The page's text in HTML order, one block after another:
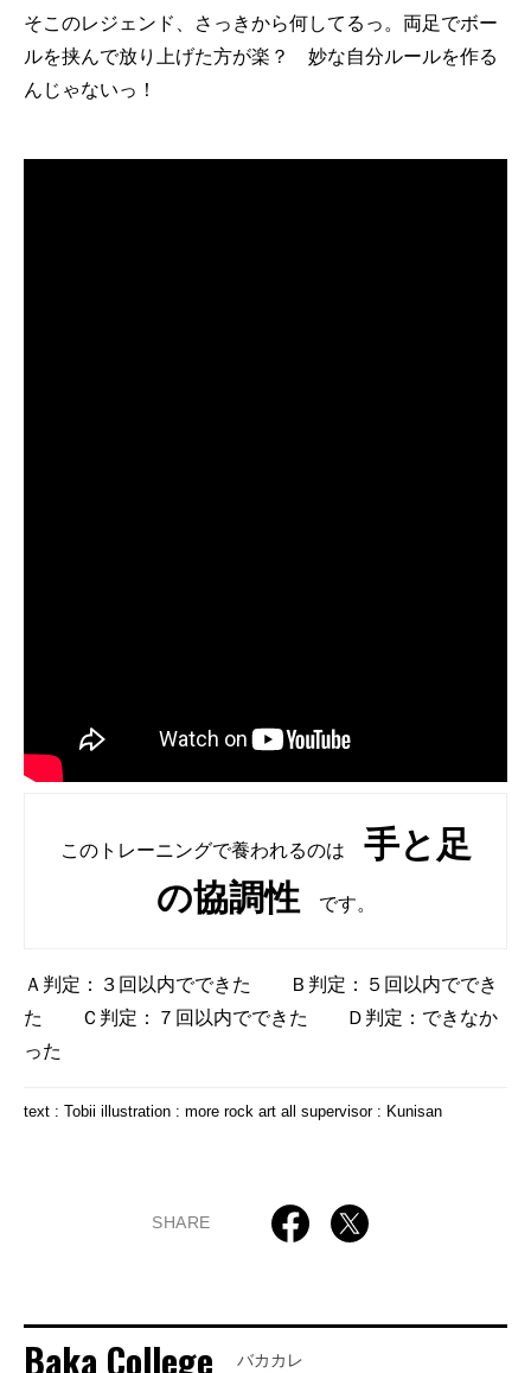
そこのレジェンド、さっきから何してるっ。両足でボー
ルを挟んで放り上げた方が楽？ 妙な自分ルールを作る
んじゃないっ！
このトレーニングで養われるのは 手と足
の協調性 です。
Ａ判定：３回以内でできた Ｂ判定：５回以内ででき
た Ｃ判定：７回以内でできた Ｄ判定：できなか
った
text : Tobii illustration : more rock art all supervisor : Kunisan
SHARE
Baka College バカカレ